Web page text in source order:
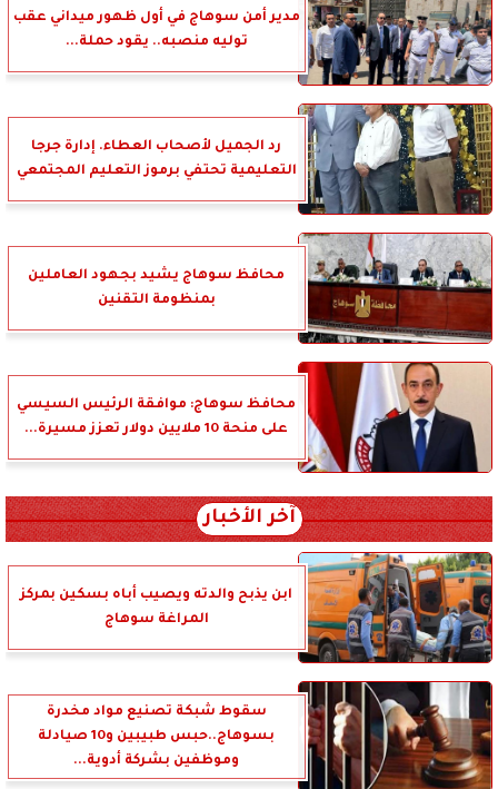
مدير أمن سوهاج في أول ظهور ميداني عقب
توليه منصبه.. يقود حملة...
رد الجميل لأصحاب العطاء. إدارة جرجا
التعليمية تحتفي برموز التعليم المجتمعي
محافظ سوهاج يشيد بجهود العاملين
بمنظومة التقنين
محافظ سوهاج: موافقة الرئيس السيسي
على منحة 10 ملايين دولار تعزز مسيرة...
آخر الأخبار
ابن يذبح والدته ويصيب أباه بسكين بمركز
المراغة سوهاج
سقوط شبكة تصنيع مواد مخدرة
بسوهاج..حبس طبيبين و10 صيادلة
وموظفين بشركة أدوية...